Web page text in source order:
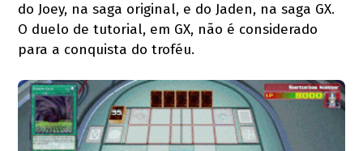
do Joey, na saga original, e do Jaden, na saga GX.
O duelo de tutorial, em GX, não é considerado
para a conquista do troféu.